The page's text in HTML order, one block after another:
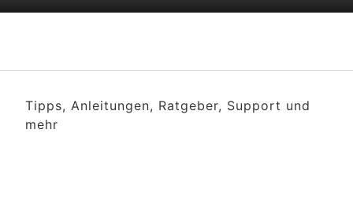
Tipps, Anleitungen, Ratgeber, Support und
mehr